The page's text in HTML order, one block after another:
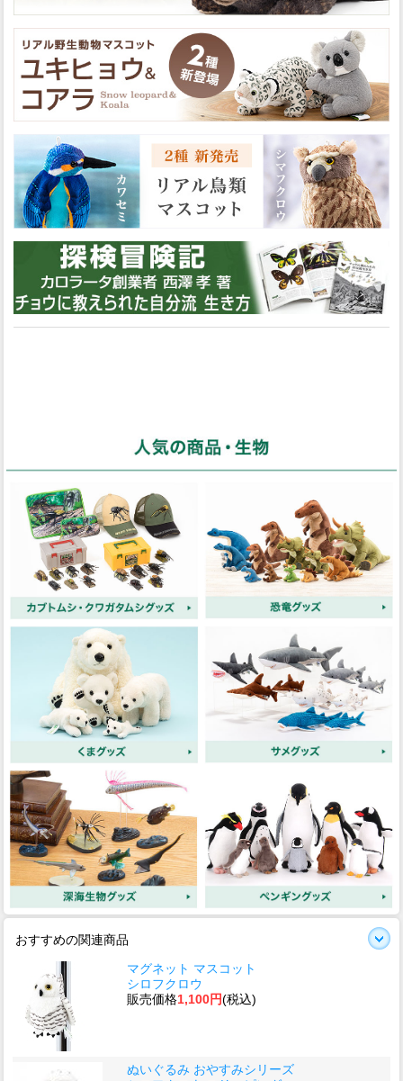
おすすめの関連商品
マグネット マスコット
シロフクロウ
販売価格1,100円(税込)
ぬいぐるみ おやすみシリーズ